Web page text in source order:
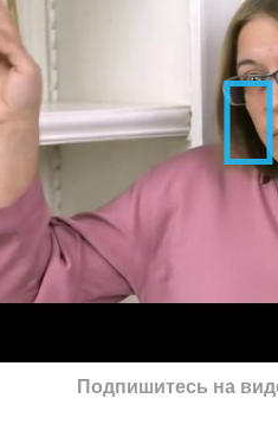
Подпишитесь на